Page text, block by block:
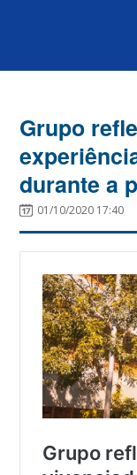
Grupo
durante a
01/10/2020 17:40